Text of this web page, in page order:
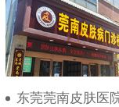
东莞莞南皮肤医